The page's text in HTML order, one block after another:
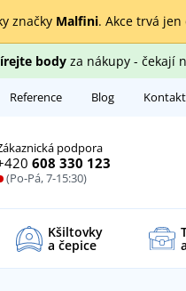
značky Malfini. Akce trvá jen
bodyza nákupy - čekají
Reference Blog Kontakt
podpora
608 330 123
(Po-Pá, 7-15:30)
Kšiltovky
a čepice